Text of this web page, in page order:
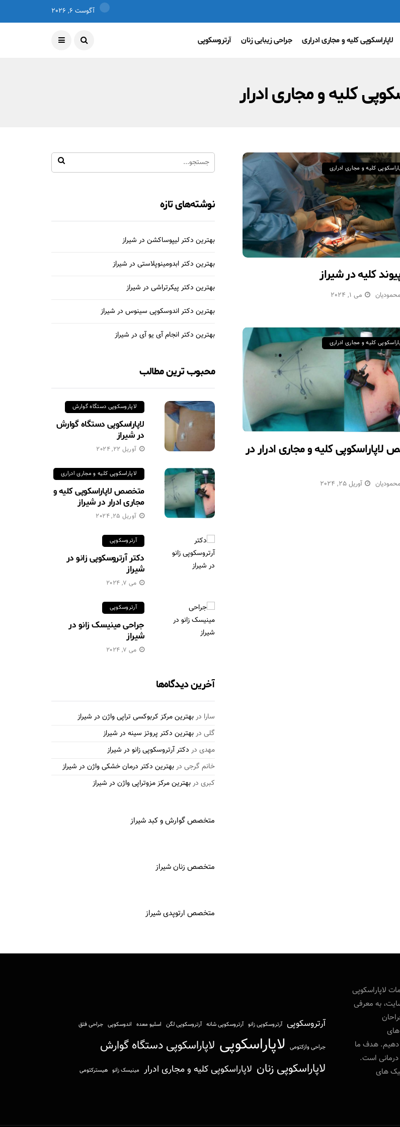
آگوست 6, 2026
لاپاراسکوپی کلیه و مجاری ادراری جراحی زیبایی زنان آرتروسکوپی
کلیه و مجاری ادرار
کلیه و مجاری ادراری
کلیه در شیراز
می 1, 2024
کلیه و مجاری ادراری
کلیه و مجاری ادرار در
آوریل 25, 2024
نوشته‌های تازه
بهترین دکتر لیپوساکشن در شیراز
بهترین دکتر ابدومینوپلاستی در شیراز
بهترین دکتر پیکرتراشی در شیراز
بهترین دکتر اندوسکوپی سینوس در شیراز
بهترین دکتر انجام آی یو آی در شیراز
محبوب ترین مطالب
لاپاروسکوپی دستگاه گوارش
لاپاراسکوپی دستگاه گوارش
در شیراز
آوریل 22, 2024
لاپاراسکوپی کلیه و مجاری ادراری
متخصص لاپاراسکوپی کلیه و
مجاری ادرار در شیراز
آوریل 25, 2024
آرتروسکوپی
دکتر آرتروسکوپی زانو در
شیراز
می 7, 2024
آرتروسکوپی
جراحی مینیسک زانو در
شیراز
می 7, 2024
آخرین دیدگاه‌ها
سارا دربهترین مرکز کربوکسی تراپی واژن در شیراز
گلی دربهترین دکتر پروتز سینه در شیراز
مهدی در دکتر آرتروسکوپی زانو در شیراز
خانم گرجی دربهترین دکتر درمان خشکی واژن در شیراز
کبری دربهترین مرکز مزوتراپی واژن در شیراز
متخصص گوارش و کبد شیراز
متخصص زنان شیراز
متخصص ارتوپدی شیراز
لاپاراسکوپی
به معرفی
های
دهیم. هدف ما
درمانی است.
های
آرتروسکوپی آرتروسکوپی زانو آرتروسکوپی شانه آرتروسکوپی لگن اسلیو معده اندوسکوپی جراحی فتق
جراحی وازکتومی لاپاراسکوپی لاپاراسکوپی دستگاه گوارش
لاپاراسکوپی زنان لاپاراسکوپی کلیه و مجاری ادرار مینیسک زانو هیسترکتومی